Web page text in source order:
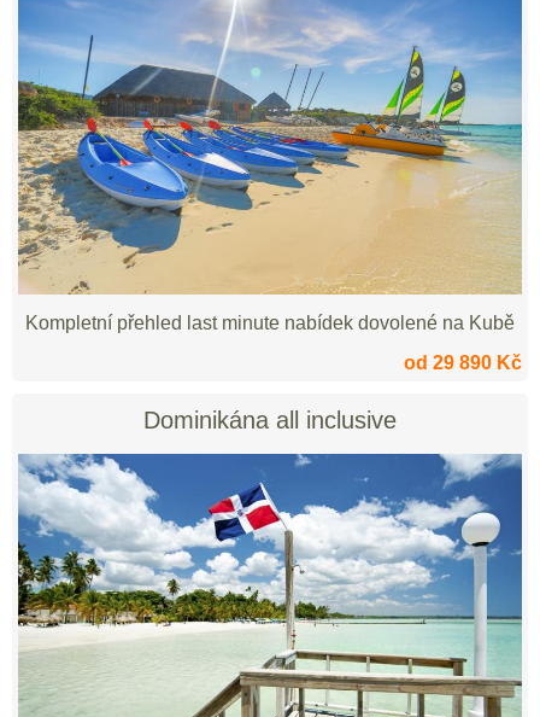
Kompletní přehled last minute nabídek dovolené na Kubě
od 29 890 Kč
Dominikána all inclusive